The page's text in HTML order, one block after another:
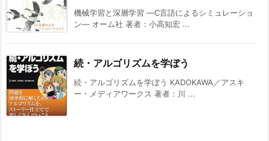
機械学習と深層学習 ―C言語によるシミュレーショ
ン― オーム社 著者：小高知宏 ...
続・アルゴリズムを学ぼう
続・アルゴリズムを学ぼう KADOKAWA／アスキ
ー・メディアワークス 著者：川 ...